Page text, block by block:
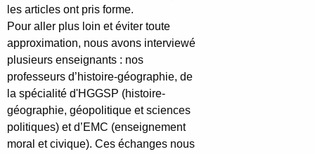
les articles ont pris forme.
Pour aller plus loin et éviter toute
approximation, nous avons interviewé
plusieurs enseignants : nos
professeurs d’histoire-géographie, de
la spécialité d'HGGSP (histoire-
géographie, géopolitique et sciences
politiques) et d’EMC (enseignement
moral et civique). Ces échanges nous